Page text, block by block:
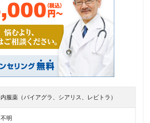
内服薬（バイアグラ、シアリス、レビトラ）
不明